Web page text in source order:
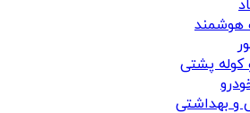
پشتی
و بهداشتی